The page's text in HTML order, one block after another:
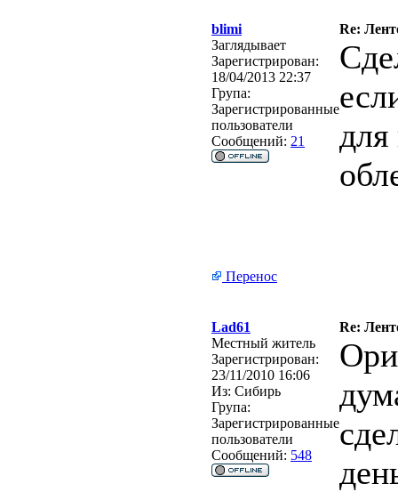
blimi
Re:
Заглядывает
Зарегистрирован:
18/04/2013 22:37
Група:
Зарегистрированные
пользователи
Сообщений: 21
для
Перенос
Lad61
Re:
Местный житель
Зарегистрирован:
23/11/2010 16:06
Из: Сибирь
Група:
Зарегистрированные
пользователи
Сообщений: 548